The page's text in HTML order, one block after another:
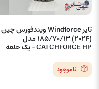
تایر Windforce ویندفورس چین
(2024) 185/70/13 مدل
CATCHFORCE HP – یک حلقه
ناموجود